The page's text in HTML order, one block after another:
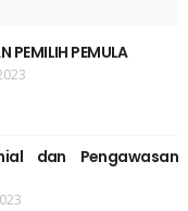
PEMILIH PEMULA
dan Pengawasan